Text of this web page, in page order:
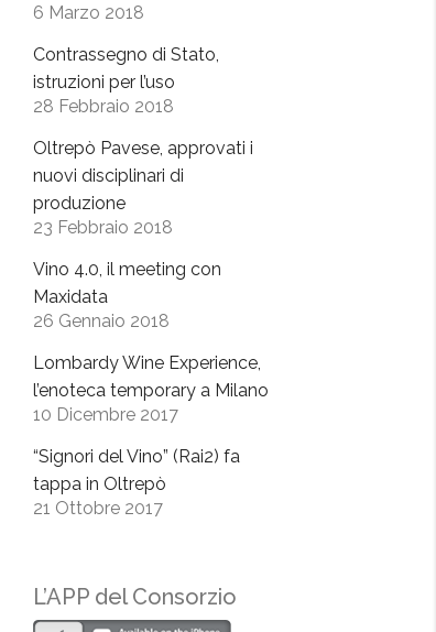
6 Marzo 2018
Contrassegno di Stato,
istruzioni per l’uso
28 Febbraio 2018
Oltrepò Pavese, approvati i
nuovi disciplinari di
produzione
23 Febbraio 2018
Vino 4.0, il meeting con
Maxidata
26 Gennaio 2018
Lombardy Wine Experience,
l’enoteca temporary a Milano
10 Dicembre 2017
“Signori del Vino” (Rai2) fa
tappa in Oltrepò
21 Ottobre 2017
L’APP del Consorzio